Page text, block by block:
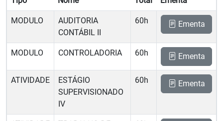
MODULO
AUDITORIA
CONTÁBIL II
60h Ementa
MODULO CONTROLADORIA 60h Ementa
ATIVIDADE
ESTÁGIO
SUPERVISIONADO
IV
60h Ementa